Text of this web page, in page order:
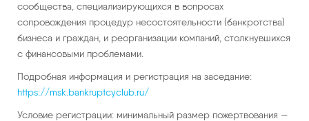
сообщества, специализирующихся в вопросах
сопровождения процедур несостоятельности (банкротства)
бизнеса и граждан, и реорганизации компаний, столкнувшихся
с финансовыми проблемами.
Подробная информация и регистрация на заседание:
https://msk.bankruptcyclub.ru/
Условие регистрации: минимальный размер пожертвования —